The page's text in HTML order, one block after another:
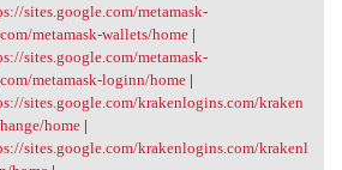
sites.google.com/metamask-
metamask-wallets/home|
sites.google.com/metamask-
metamask-loginn/home|
sites.google.com/krakenlogins.com/kraken
home|
sites.google.com/krakenlogins.com/krakenl